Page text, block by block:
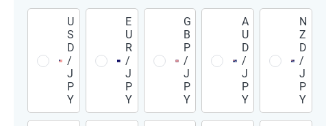
U
S
D
/
J
P
Y
E
U
R
/
J
P
Y
G
B
P
/
J
P
Y
A
U
D
/
J
P
Y
N
Z
D
/
J
P
Y